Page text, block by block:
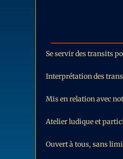
Se servir des transits
Interprétation des
Mis en relation avec
Atelier ludique et
Ouvert à tous, sans